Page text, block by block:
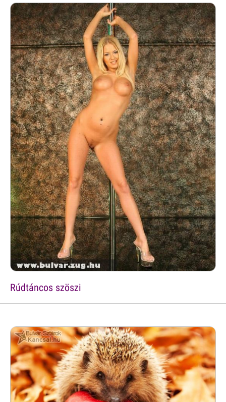
Rúdtáncos szöszi